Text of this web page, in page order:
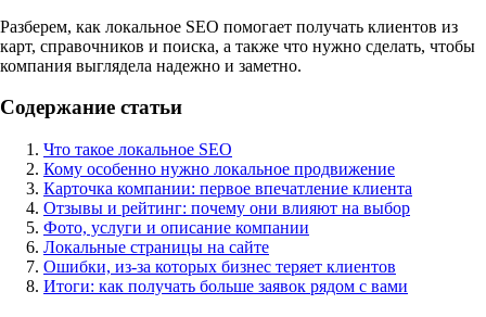
Разберем, как локальное SEO помогает получать клиентов из
карт, справочников и поиска, а также что нужно сделать, чтобы
компания выглядела надежно и заметно.
Содержание статьи
Что такое локальное SEO
Кому особенно нужно локальное продвижение
Карточка компании: первое впечатление клиента
Отзывы и рейтинг: почему они влияют на выбор
Фото, услуги и описание компании
Локальные страницы на сайте
Ошибки, из-за которых бизнес теряет клиентов
Итоги: как получать больше заявок рядом с вами